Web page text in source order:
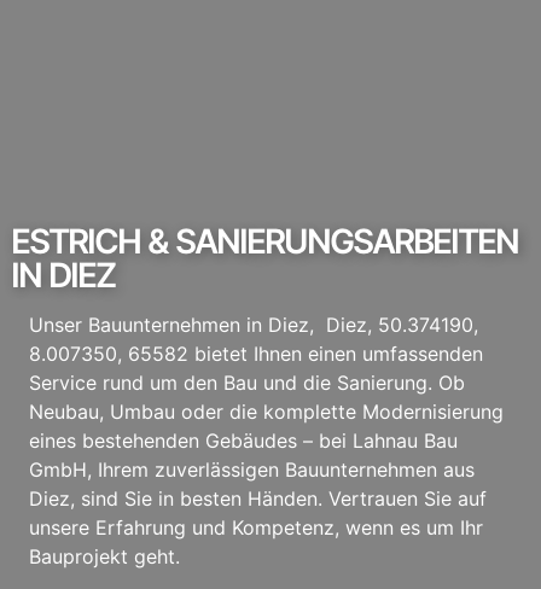
ESTRICH & SANIERUNGSARBEITEN
IN DIEZ
Unser Bauunternehmen in Diez, Diez, 50.374190,
8.007350, 65582 bietet Ihnen einen umfassenden
Service rund um den Bau und die Sanierung. Ob
Neubau, Umbau oder die komplette Modernisierung
eines bestehenden Gebäudes – bei Lahnau Bau
GmbH, Ihrem zuverlässigen Bauunternehmen aus
Diez, sind Sie in besten Händen. Vertrauen Sie auf
unsere Erfahrung und Kompetenz, wenn es um Ihr
Bauprojekt geht.